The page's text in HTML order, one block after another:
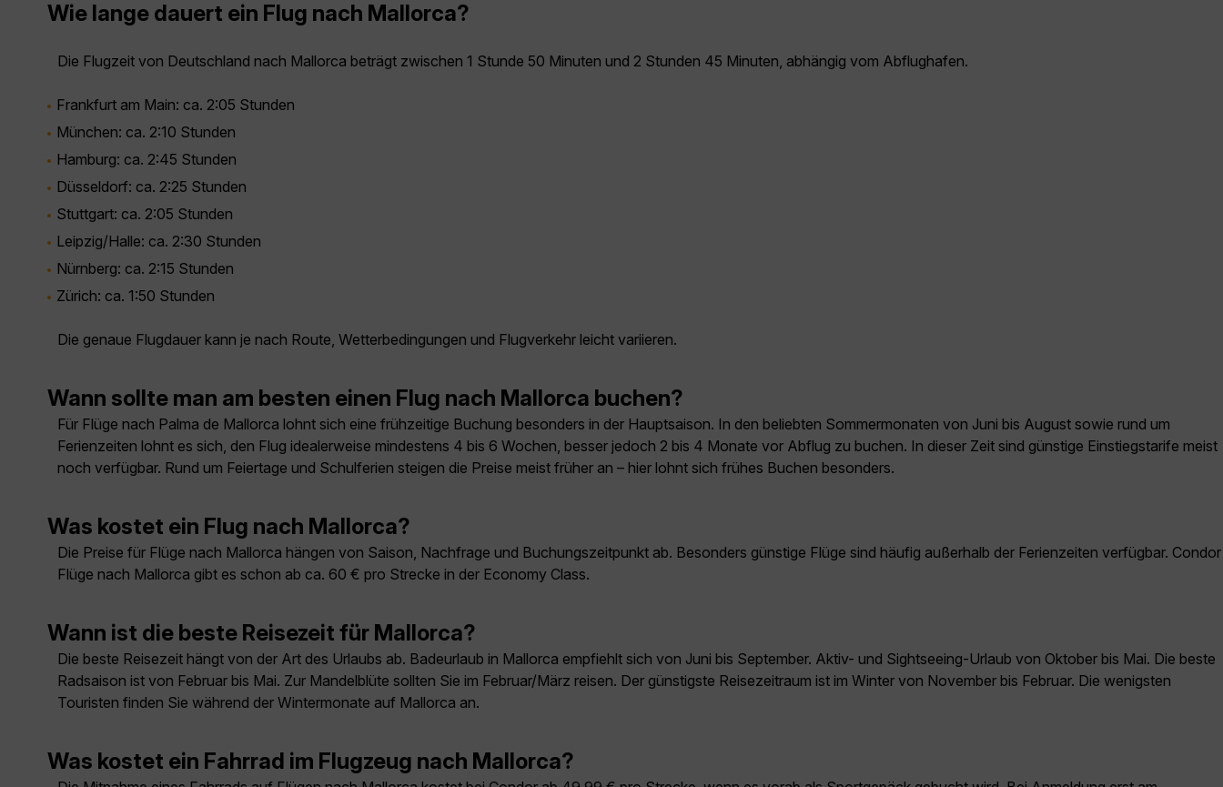
Wie lange dauert ein Flug nach Mallorca?
Die Flugzeit von Deutschland nach Mallorca beträgt zwischen 1 Stunde 50 Minuten und 2 Stunden 45 Minuten, abhängig vom Abflughafen.
Frankfurt am Main: ca. 2:05 Stunden
München: ca. 2:10 Stunden
Hamburg: ca. 2:45 Stunden
Düsseldorf: ca. 2:25 Stunden
Stuttgart: ca. 2:05 Stunden
Leipzig/Halle: ca. 2:30 Stunden
Nürnberg: ca. 2:15 Stunden
Zürich: ca. 1:50 Stunden
Die genaue Flugdauer kann je nach Route, Wetterbedingungen und Flugverkehr leicht variieren.
Wann sollte man am besten einen Flug nach Mallorca buchen?
Für Flüge nach Palma de Mallorca lohnt sich eine frühzeitige Buchung besonders in der Hauptsaison. In den beliebten Sommermonaten von Juni bis August sowie rund um
Ferienzeiten lohnt es sich, den Flug idealerweise mindestens 4 bis 6 Wochen, besser jedoch 2 bis 4 Monate vor Abflug zu buchen. In dieser Zeit sind günstige Einstiegstarife meist
noch verfügbar. Rund um Feiertage und Schulferien steigen die Preise meist früher an – hier lohnt sich frühes Buchen besonders.
Was kostet ein Flug nach Mallorca?
Die Preise für Flüge nach Mallorca hängen von Saison, Nachfrage und Buchungszeitpunkt ab. Besonders günstige Flüge sind häufig außerhalb der Ferienzeiten verfügbar. Condor
Flüge nach Mallorca gibt es schon ab ca. 60 € pro Strecke in der Economy Class.
Wann ist die beste Reisezeit für Mallorca?
Die beste Reisezeit hängt von der Art des Urlaubs ab. Badeurlaub in Mallorca empfiehlt sich von Juni bis September. Aktiv- und Sightseeing-Urlaub von Oktober bis Mai. Die beste
Radsaison ist von Februar bis Mai. Zur Mandelblüte sollten Sie im Februar/März reisen. Der günstigste Reisezeitraum ist im Winter von November bis Februar. Die wenigsten
Touristen finden Sie während der Wintermonate auf Mallorca an.
Was kostet ein Fahrrad im Flugzeug nach Mallorca?